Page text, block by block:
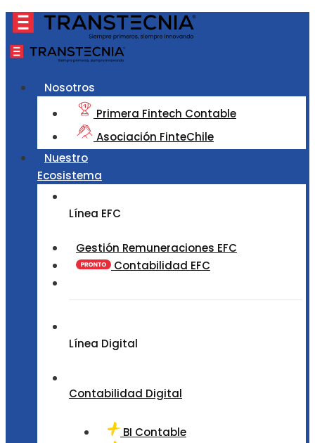
Nosotros
Primera Fintech Contable
Asociación FinteChile
Nuestro
Ecosistema
Línea EFC
Gestión Remuneraciones EFC
Contabilidad EFC
Línea Digital
Contabilidad Digital
BI Contable